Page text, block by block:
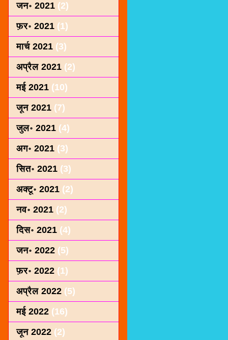
जन॰ 2021 (2)
फ़र॰ 2021 (1)
मार्च 2021 (3)
अप्रैल 2021 (2)
मई 2021 (10)
जून 2021 (7)
जुल॰ 2021 (4)
अग॰ 2021 (3)
सित॰ 2021 (3)
अक्टू॰ 2021 (2)
नव॰ 2021 (2)
दिस॰ 2021 (4)
जन॰ 2022 (5)
फ़र॰ 2022 (1)
अप्रैल 2022 (5)
मई 2022 (16)
जून 2022 (2)